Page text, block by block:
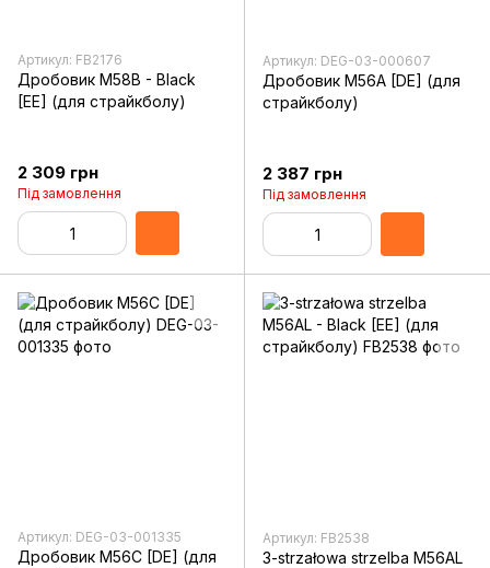
Артикул: FB2176
Дробовик M58B - Black
[EE] (для страйкболу)
2 309 грн
Під замовлення
Артикул: DEG-03-000607
Дробовик M56A [DE] (для
страйкболу)
2 387 грн
Під замовлення
Артикул: DEG-03-001335
Дробовик M56C [DE] (для
Артикул: FB2538
3-strzałowa strzelba M56AL